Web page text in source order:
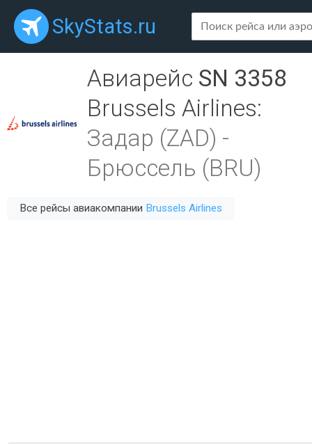
SkyStats.ru
Авиарейс SN 3358
Brussels Airlines:
Задар (ZAD) -
Брюссель (BRU)
Все рейсы авиакомпании Brussels Airlines